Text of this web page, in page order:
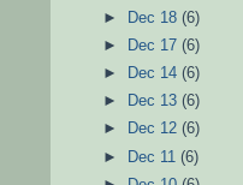
►
Dec 18(6)
►
Dec 17(6)
►
Dec 14(6)
►
Dec 13(6)
►
Dec 12(6)
►
Dec 11(6)